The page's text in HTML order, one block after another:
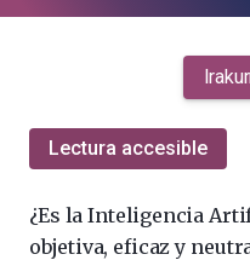
la
la
Lectura accesible
¿Es la Inteligencia
objetiva, eficaz y